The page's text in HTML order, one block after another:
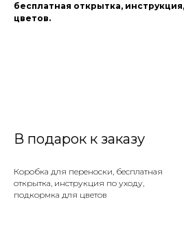
бесплатная открытка,
цветов.
В подарок к заказу
Коробка для переноски, бесплатная
открытка, инструкция по уходу,
подкормка для цветов